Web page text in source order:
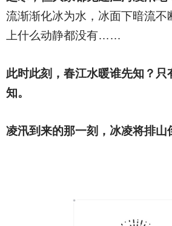
流渐渐化冰为水，冰面下暗流不
上什么动静都没有……
此时此刻，春江水暖谁先知？只
知。
凌汛到来的那一刻，冰凌将排山